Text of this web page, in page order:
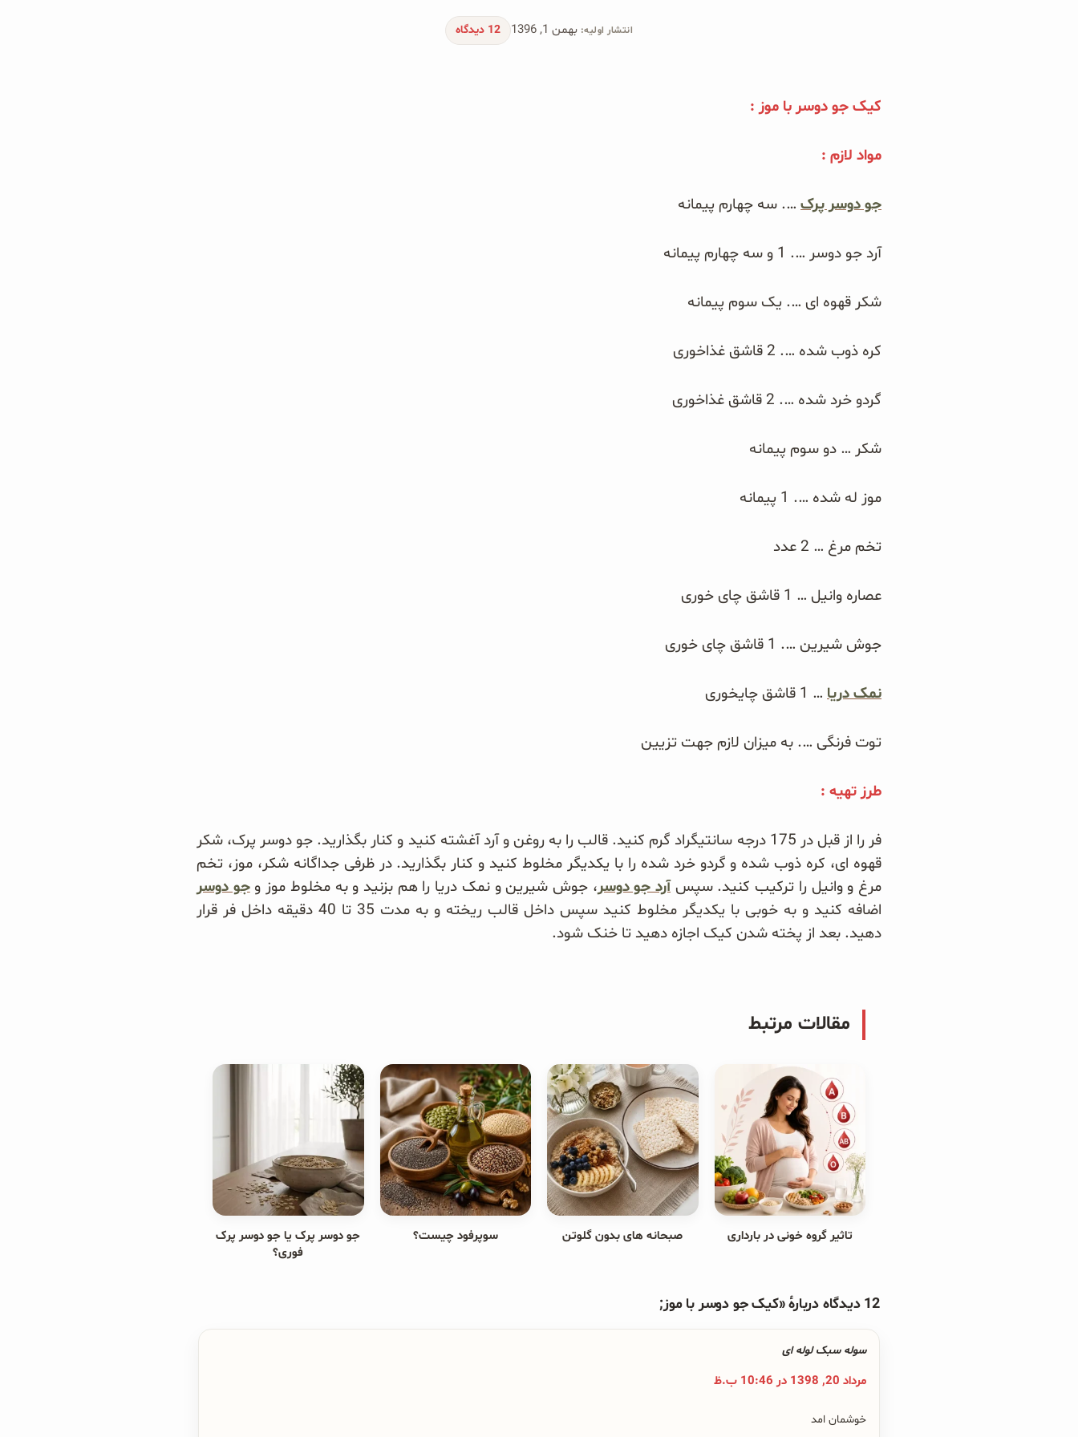
ترشی و شور
چاشنی‌ها و سرکه‌‌ها
زیتون و روغن زیتون
رایس کیک
غلات و دانه‌های سالم
صبحانه و میان وعده
سبوس و جوانه‌ها
پک سلامتی OAB
انتشار اولیه: بهمن 1, 1396 12 دیدگاه
کیک جو دوسر با موز :
مواد لازم :
جو دوسر پرک …. سه چهارم پیمانه
آرد جو دوسر …. 1 و سه چهارم پیمانه
شکر قهوه ای …. یک سوم پیمانه
کره ذوب شده …. 2 قاشق غذاخوری
گردو خرد شده …. 2 قاشق غذاخوری
شکر … دو سوم پیمانه
موز له شده …. 1 پیمانه
تخم مرغ … 2 عدد
عصاره وانیل … 1 قاشق چای خوری
جوش شیرین …. 1 قاشق چای خوری
نمک دریا … 1 قاشق چایخوری
توت فرنگی …. به میزان لازم جهت تزیین
طرز تهیه :
فر را از قبل در 175 درجه سانتیگراد گرم کنید. قالب را به روغن و آرد آغشته کنید و کنار بگذارید. جو دوسر پرک، شکر
قهوه ای، کره ذوب شده و گردو خرد شده را با یکدیگر مخلوط کنید و کنار بگذارید. در ظرفی جداگانه شکر، موز، تخم
مرغ و وانیل را ترکیب کنید. سپسآرد جو دوسر، جوش شیرین و نمک دریا را هم بزنید و به مخلوط موز وجو دوسر
اضافه کنید و به خوبی با یکدیگر مخلوط کنید سپس داخل قالب ریخته و به مدت 35 تا 40 دقیقه داخل فر قرار
دهید. بعد از پخته شدن کیک اجازه دهید تا خنک شود.
مقالات مرتبط
تاثیر گروه خونی در بارداری صبحانه های بدون گلوتن سوپرفود چیست؟
جو دوسر پرک یا جو دوسر پرک
فوری؟
12 دیدگاه دربارهٔ «کیک جو دوسر با موز;
سوله سبک لوله ای
مرداد 20, 1398 در 10:46 ب.ظ
خوشمان امد